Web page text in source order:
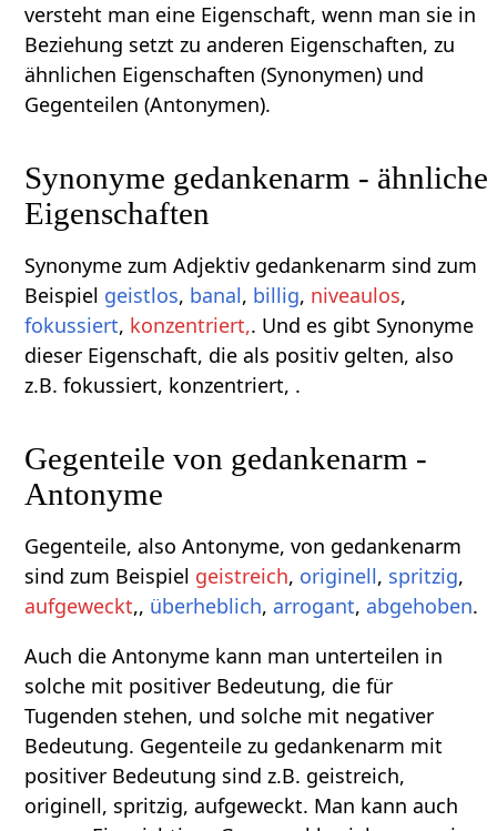
versteht man eine Eigenschaft, wenn man sie in
Beziehung setzt zu anderen Eigenschaften, zu
ähnlichen Eigenschaften (Synonymen) und
Gegenteilen (Antonymen).
Synonyme gedankenarm - ähnliche
Eigenschaften
Synonyme zum Adjektiv gedankenarm sind zum
Beispiel geistlos, banal, billig, niveaulos,
fokussiert, konzentriert,. Und es gibt Synonyme
dieser Eigenschaft, die als positiv gelten, also
z.B. fokussiert, konzentriert, .
Gegenteile von gedankenarm -
Antonyme
Gegenteile, also Antonyme, von gedankenarm
sind zum Beispiel geistreich, originell, spritzig,
aufgeweckt,, überheblich, arrogant, abgehoben.
Auch die Antonyme kann man unterteilen in
solche mit positiver Bedeutung, die für
Tugenden stehen, und solche mit negativer
Bedeutung. Gegenteile zu gedankenarm mit
positiver Bedeutung sind z.B. geistreich,
originell, spritzig, aufgeweckt. Man kann auch